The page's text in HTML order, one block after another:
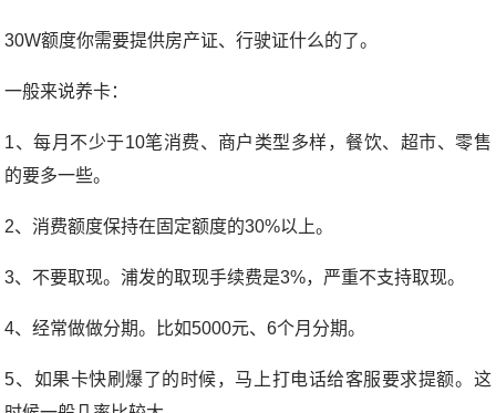
30W额度你需要提供房产证、行驶证什么的了。
一般来说养卡：
1、每月不少于10笔消费、商户类型多样，餐饮、超市、零售
的要多一些。
2、消费额度保持在固定额度的30%以上。
3、不要取现。浦发的取现手续费是3%，严重不支持取现。
4、经常做做分期。比如5000元、6个月分期。
5、如果卡快刷爆了的时候，马上打电话给客服要求提额。这